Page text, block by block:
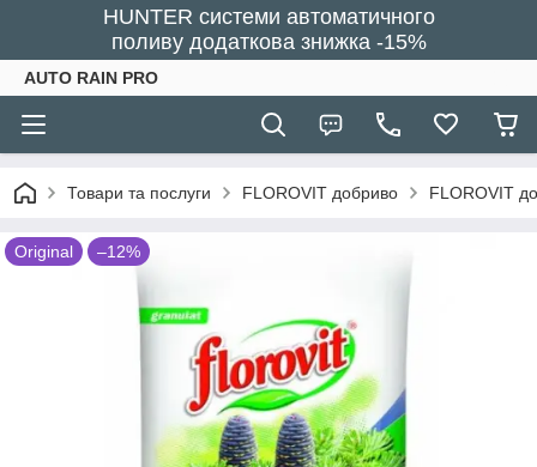
HUNTER системи автоматичного
поливу додаткова знижка -15%
AUTO RAIN PRO
Товари та послуги FLOROVIT добриво FLOROVIT
Original –12%